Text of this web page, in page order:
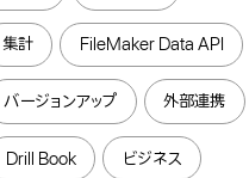
集計 FileMaker Data API
バージョンアップ 外部連携
Drill Book ビジネス